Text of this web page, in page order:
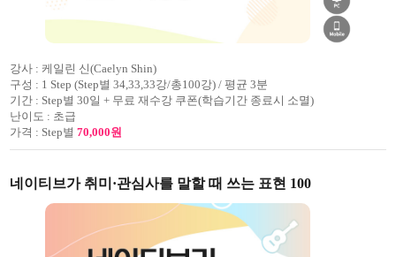
강사 : 케일린 신(Caelyn Shin)
구성 : 1 Step (Step별 34,33,33강/총100강) / 평균 3분
기간 : Step별 30일 + 무료 재수강 쿠폰(학습기간 종료시 소멸)
난이도 : 초급
가격 : Step별 70,000원
네이티브가 취미·관심사를 말할 때 쓰는 표현 100